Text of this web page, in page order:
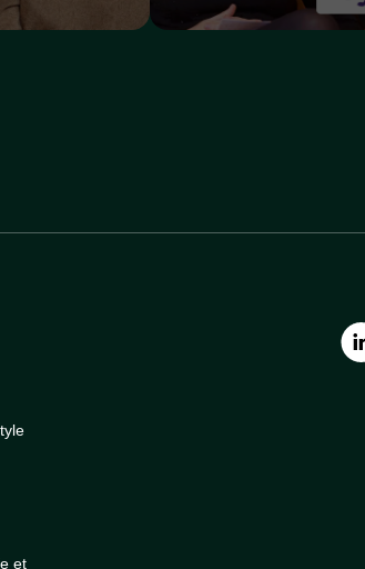
et